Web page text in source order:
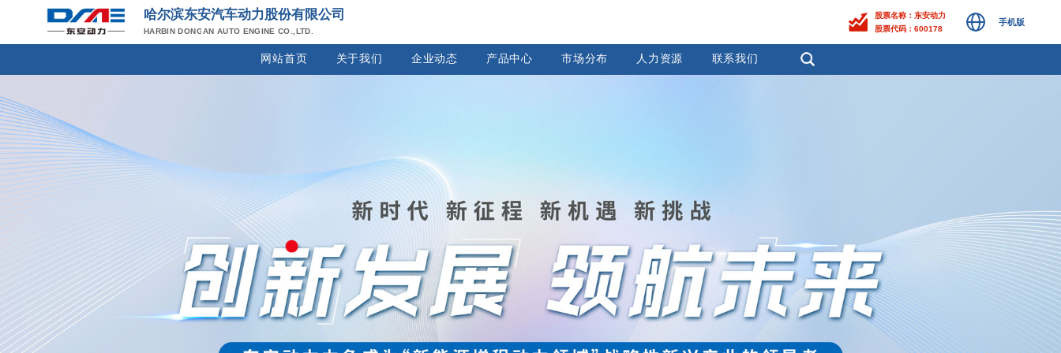
哈尔滨东安汽车动力股份有限公司
HARBIN DONGAN AUTO ENGINE CO.,LTD.
股票名称：东安动力
股票代码：600178
手机版
网站首页 关于我们 企业动态 产品中心 市场分布 人力资源 联系我们